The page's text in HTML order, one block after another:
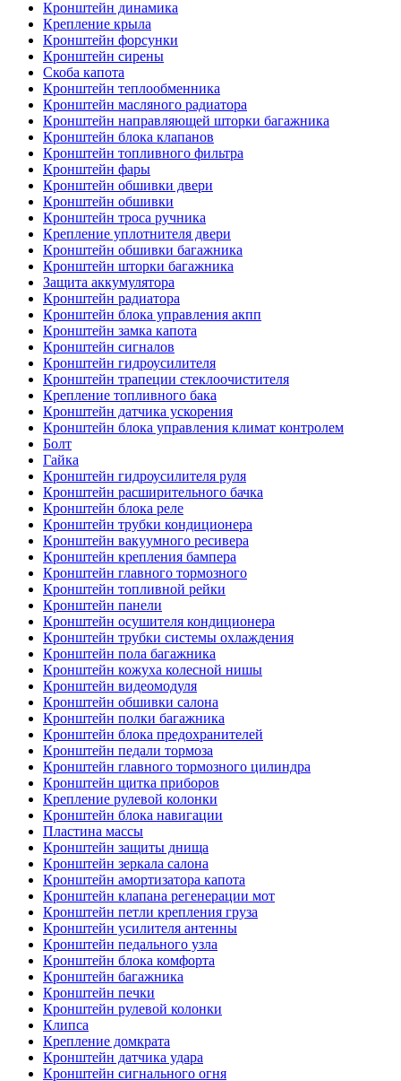
Кронштейн динамика
Крепление крыла
Кронштейн форсунки
Кронштейн сирены
Скоба капота
Кронштейн теплообменника
Кронштейн масляного радиатора
Кронштейн направляющей шторки багажника
Кронштейн блока клапанов
Кронштейн топливного фильтра
Кронштейн фары
Кронштейн обшивки двери
Кронштейн обшивки
Кронштейн троса ручника
Крепление уплотнителя двери
Кронштейн обшивки багажника
Кронштейн шторки багажника
Защита аккумулятора
Кронштейн радиатора
Кронштейн блока управления акпп
Кронштейн замка капота
Кронштейн сигналов
Кронштейн гидроусилителя
Кронштейн трапеции стеклоочистителя
Крепление топливного бака
Кронштейн датчика ускорения
Кронштейн блока управления климат контролем
Болт
Гайка
Кронштейн гидроусилителя руля
Кронштейн расширительного бачка
Кронштейн блока реле
Кронштейн трубки кондиционера
Кронштейн вакуумного ресивера
Кронштейн крепления бампера
Кронштейн главного тормозного
Кронштейн топливной рейки
Кронштейн панели
Кронштейн осушителя кондиционера
Кронштейн трубки системы охлаждения
Кронштейн пола багажника
Кронштейн кожуха колесной нишы
Кронштейн видеомодуля
Кронштейн обшивки салона
Кронштейн полки багажника
Кронштейн блока предохранителей
Кронштейн педали тормоза
Кронштейн главного тормозного цилиндра
Кронштейн щитка приборов
Крепление рулевой колонки
Кронштейн блока навигации
Пластина массы
Кронштейн защиты днища
Кронштейн зеркала салона
Кронштейн амортизатора капота
Кронштейн клапана регенерации мот
Кронштейн петли крепления груза
Кронштейн усилителя антенны
Кронштейн педального узла
Кронштейн блока комфорта
Кронштейн багажника
Кронштейн печки
Кронштейн рулевой колонки
Клипса
Крепление домкрата
Кронштейн датчика удара
Кронштейн сигнального огня